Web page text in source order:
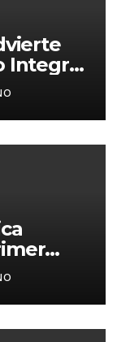
Integral
para
Keiko